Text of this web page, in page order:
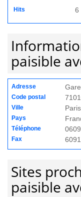
Hits 6
paisible
Adresse
Code postal
Ville Paris
Pays
Téléphone
Fax
Sites
paisible